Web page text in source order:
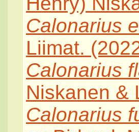
Calonarius
Liimat.
Calonarius
Niskanen &
Calonarius